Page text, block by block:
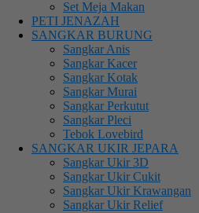
Set Meja Makan
PETI JENAZAH
SANGKAR BURUNG
Sangkar Anis
Sangkar Kacer
Sangkar Kotak
Sangkar Murai
Sangkar Perkutut
Sangkar Pleci
Tebok Lovebird
SANGKAR UKIR JEPARA
Sangkar Ukir 3D
Sangkar Ukir Cukit
Sangkar Ukir Krawangan
Sangkar Ukir Relief